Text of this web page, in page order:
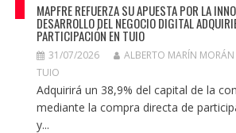
MAPFRE REFUERZA SU APUESTA POR LA
DESARROLLO DEL NEGOCIO DIGITAL
PARTICIPACIÓN EN TUIO
31/07/2026 ALBERTO MARÍN MORÁN
TUIO
Adquirirá un 38,9% del capital de la
mediante la compra directa de
y...